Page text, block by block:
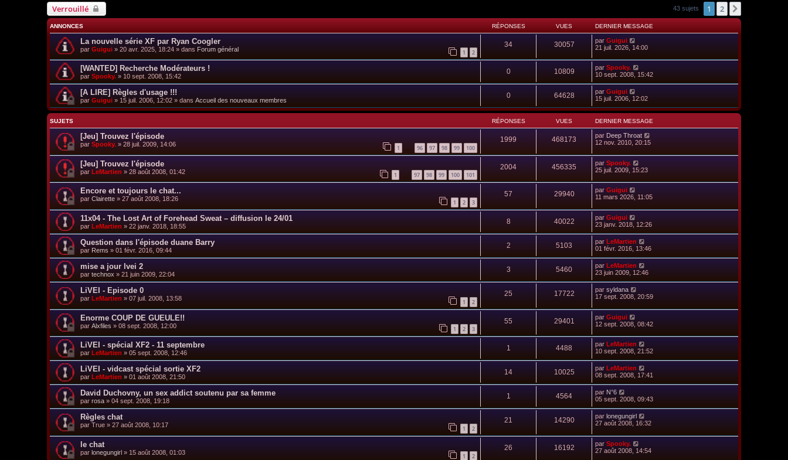
Verrouillé 43 sujets 1 2
ANNONCES RÉPONSES VUES DERNIER MESSAGE
La nouvelle série XF par Ryan Coogler
par Guigui » 20 avr. 2025, 18:24 » dans Forum général 1 2
34 30057 par Guigui
21 juil. 2026, 14:00
[WANTED] Recherche Modérateurs !
par Spooky. » 10 sept. 2008, 15:42
0 10809 par Spooky.
10 sept. 2008, 15:42
[A LIRE] Règles d'usage !!!
par Guigui » 15 juil. 2006, 12:02 » dans Accueil des nouveaux membres
0 64628 par Guigui
15 juil. 2006, 12:02
SUJETS RÉPONSES VUES DERNIER MESSAGE
[Jeu] Trouvez l'épisode
par Spooky. » 28 juil. 2009, 14:06 1 96 97 98 99 100
1999 468173 par Deep Throat
12 nov. 2010, 20:15
[Jeu] Trouvez l'épisode
par LeMartien » 28 août 2008, 01:42 1 97 98 99 100 101
2004 456335 par Spooky.
25 juil. 2009, 15:23
Encore et toujours le chat...
par Clairette » 27 août 2008, 18:26 1 2 3
57 29940 par Guigui
11 mars 2026, 11:05
11x04 - The Lost Art of Forehead Sweat – diffusion le 24/01
par LeMartien » 22 janv. 2018, 18:55
8 40022 par Guigui
23 janv. 2018, 12:26
Question dans l'épisode duane Barry
par Rems » 01 févr. 2016, 09:44
2 5103 par LeMartien
01 févr. 2016, 13:46
mise a jour lvei 2
par technox » 21 juin 2009, 22:04
3 5460 par LeMartien
23 juin 2009, 12:46
LiVEI - Episode 0
par LeMartien » 07 juil. 2008, 13:58 1 2
25 17722 par syldana
17 sept. 2008, 20:59
Enorme COUP DE GUEULE!!
par Alxfiles » 08 sept. 2008, 12:00 1 2 3
55 29401 par Guigui
12 sept. 2008, 08:42
LiVEI - spécial XF2 - 11 septembre
par LeMartien » 05 sept. 2008, 12:46
1 4488 par LeMartien
10 sept. 2008, 21:52
LiVEI - vidcast spécial sortie XF2
par LeMartien » 01 août 2008, 21:50
14 10025 par LeMartien
08 sept. 2008, 17:41
David Duchovny, un sex addict soutenu par sa femme
par rosa » 04 sept. 2008, 19:18
1 4564 par N°6
05 sept. 2008, 09:43
Règles chat
par True » 27 août 2008, 10:17 1 2
21 14290 par lonegungirl
27 août 2008, 16:32
le chat
par lonegungirl » 15 août 2008, 01:03 1 2
26 16192 par Spooky.
27 août 2008, 14:54